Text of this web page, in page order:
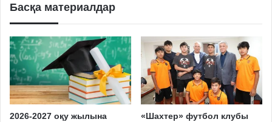
Басқа материалдар
2026-2027 оқу жылына
«Шахтер» футбол клубы